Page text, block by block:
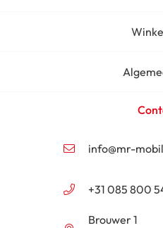
info@mr-
+31 085 800
Brouwer 1